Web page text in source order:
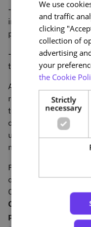
- Desenvolver
implementação de
prevenção da
- Implementar
transmissão da
Após a conclusão de
realizada uma
terá a oportunidade
conhecimentos
um Certificado Digital
novas competências.
Participe até dia 27
competências para
Covid-19. Saiba mais
COVID-19 –
profissional
We use
and traffic
clicking
collection of
advertising
your
the Cookie
Strictly
necessary